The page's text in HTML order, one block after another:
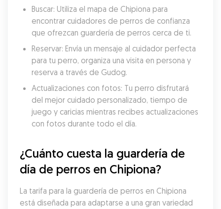
Buscar: Utiliza el mapa de Chipiona para
encontrar cuidadores de perros de confianza
que ofrezcan guardería de perros cerca de ti.
Reservar: Envía un mensaje al cuidador perfecta
para tu perro, organiza una visita en persona y
reserva a través de Gudog.
Actualizaciones con fotos: Tu perro disfrutará
del mejor cuidado personalizado, tiempo de
juego y caricias mientras recibes actualizaciones
con fotos durante todo el día.
¿Cuánto cuesta la guardería de
día de perros en Chipiona?
La tarifa para la guardería de perros en Chipiona
está diseñada para adaptarse a una gran variedad